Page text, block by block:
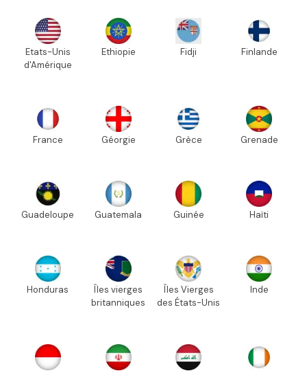
Etats-Unis
d'Amérique
Ethiopie Fidji Finlande
France Géorgie Grèce Grenade
Guadeloupe Guatemala Guinée Haïti
Honduras
Îles vierges
britanniques
Îles Vierges
des États-Unis
Inde